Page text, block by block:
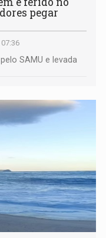
pegar
SAMU e levada